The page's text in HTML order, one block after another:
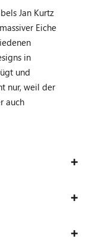
Jan Kurtz
Eiche
in
und
nur, weil der
auch